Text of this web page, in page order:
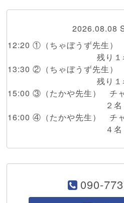
2026.08.08
12:20 ①（ちゃぼうず先生
残り１
13:30 ②（ちゃぼうず先生
残り１
15:00 ③（たかや先生） チ
２名
16:00 ④（たかや先生） チ
４名
090-